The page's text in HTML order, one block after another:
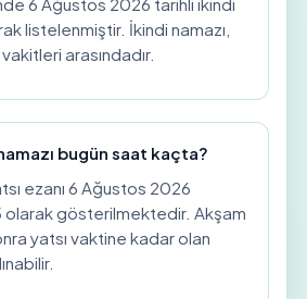
listelenmiştir. İkindi namazı,
arasındadır.
bugün saat kaçta?
ezanı 6 Ağustos 2026
olarak gösterilmektedir. Akşam
yatsı vaktine kadar olan